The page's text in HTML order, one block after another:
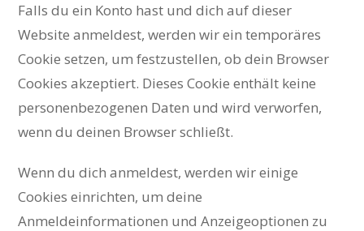
Falls du ein Konto hast und dich auf dieser
Website anmeldest, werden wir ein temporäres
Cookie setzen, um festzustellen, ob dein Browser
Cookies akzeptiert. Dieses Cookie enthält keine
personenbezogenen Daten und wird verworfen,
wenn du deinen Browser schließt.
Wenn du dich anmeldest, werden wir einige
Cookies einrichten, um deine
Anmeldeinformationen und Anzeigeoptionen zu